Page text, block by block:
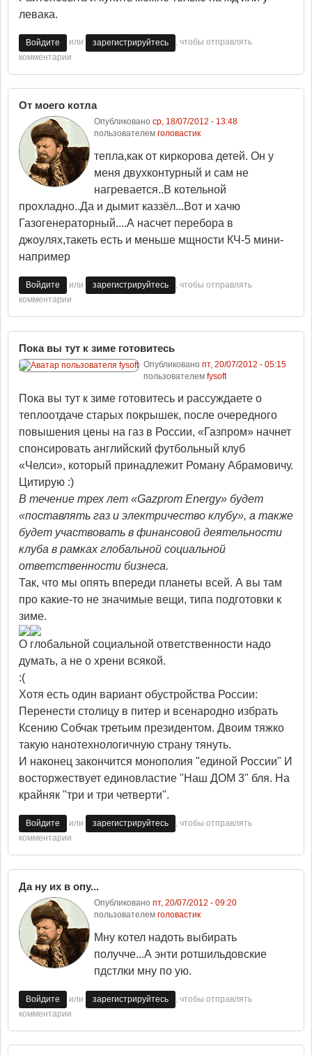
левака.
Войдите или зарегистрируйтесь
, чтобы отправлять
комментарии
От моего котла
Опубликовано ср, 18/07/2012 - 13:48
пользователем головастик
тепла,как от киркорова детей. Он у
меня двухконтурный и сам не
нагревается..В котельной
прохладно..Да и дымит каззёл...Вот и хачю
Газогенераторный....А насчет перебора в
джоулях,такеть есть и меньше мщности КЧ-5 мини-
например
Войдите или зарегистрируйтесь
, чтобы отправлять
комментарии
Пока вы тут к зиме готовитесь
Опубликовано пт, 20/07/2012 - 05:15
пользователем fysoft
Пока вы тут к зиме готовитесь и рассуждаете о
теплоотдаче старых покрышек, после очередного
повышения цены на газ в России, «Газпром» начнет
спонсировать английский футбольный клуб
«Челси», который принадлежит Роману Абрамовичу.
Цитирую :)
В течение трех лет «Gazprom Energy» будет
«поставлять газ и электричество клубу», а также
будет участвовать в финансовой деятельности
клуба в рамках глобальной социальной
ответственности бизнеса.
Так, что мы опять впереди планеты всей. А вы там
про какие-то не значимые вещи, типа подготовки к
зиме.
О глобальной социальной ответственности надо
думать, а не о хрени всякой.
:(
Хотя есть один вариант обустройства России:
Перенести столицу в питер и всенародно избрать
Ксению Собчак третьим президентом. Двоим тяжко
такую нанотехнологичную страну тянуть.
И наконец закончится монополия "единой России" И
восторжествует единовластие "Наш ДОМ 3" бля. На
крайняк "три и три четверти".
Войдите или зарегистрируйтесь
, чтобы отправлять
комментарии
Да ну их в опу...
Опубликовано пт, 20/07/2012 - 09:20
пользователем головастик
Мну котел надоть выбирать
получче...А энти ротшильдовские
пдстлки мну по ую.
Войдите или зарегистрируйтесь
, чтобы отправлять
комментарии